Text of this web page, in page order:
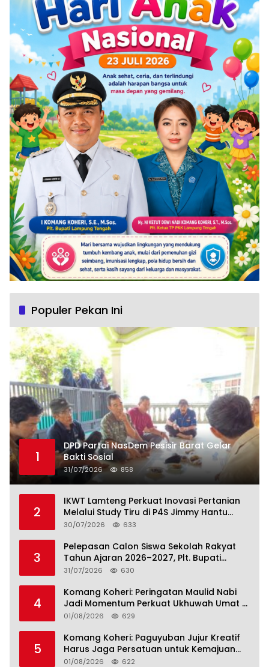
Populer Pekan Ini
1
DPD Partai NasDem Pesisir Barat Gelar
Bakti Sosial
31/07/2026 858
2
IKWT Lamteng Perkuat Inovasi Pertanian
Melalui Study Tiru di P4S Jimmy Hantu
Foundation
30/07/2026 633
3
Pelepasan Calon Siswa Sekolah Rakyat
Tahun Ajaran 2026–2027, Plt. Bupati
Lamteng Tegaskan Komitmen Hadirkan
31/07/2026 630
4
Komang Koheri: Peringatan Maulid Nabi
Jadi Momentum Perkuat Ukhuwah Umat di
Lampung Tengah
01/08/2026 629
5
Komang Koheri: Paguyuban Jujur Kreatif
Harus Jaga Persatuan untuk Kemajuan
Lampung Tengah
01/08/2026 622